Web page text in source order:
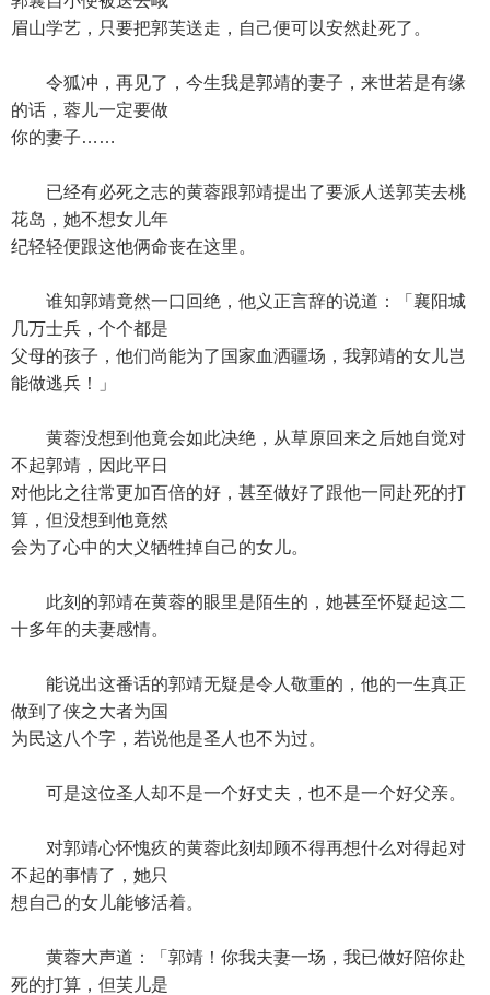
眉山学艺，只要把郭芙送走，自己便可以安然赴死了。
令狐冲，再见了，今生我是郭靖的妻子，来世若是有缘
的话，蓉儿一定要做
你的妻子……
已经有必死之志的黄蓉跟郭靖提出了要派人送郭芙去桃
花岛，她不想女儿年
纪轻轻便跟这他俩命丧在这里。
谁知郭靖竟然一口回绝，他义正言辞的说道：「襄阳城
几万士兵，个个都是
父母的孩子，他们尚能为了国家血洒疆场，我郭靖的女儿岂
能做逃兵！」
黄蓉没想到他竟会如此决绝，从草原回来之后她自觉对
不起郭靖，因此平日
对他比之往常更加百倍的好，甚至做好了跟他一同赴死的打
算，但没想到他竟然
会为了心中的大义牺牲掉自己的女儿。
此刻的郭靖在黄蓉的眼里是陌生的，她甚至怀疑起这二
十多年的夫妻感情。
能说出这番话的郭靖无疑是令人敬重的，他的一生真正
做到了侠之大者为国
为民这八个字，若说他是圣人也不为过。
可是这位圣人却不是一个好丈夫，也不是一个好父亲。
对郭靖心怀愧疚的黄蓉此刻却顾不得再想什么对得起对
不起的事情了，她只
想自己的女儿能够活着。
黄蓉大声道：「郭靖！你我夫妻一场，我已做好陪你赴
死的打算，但芙儿是